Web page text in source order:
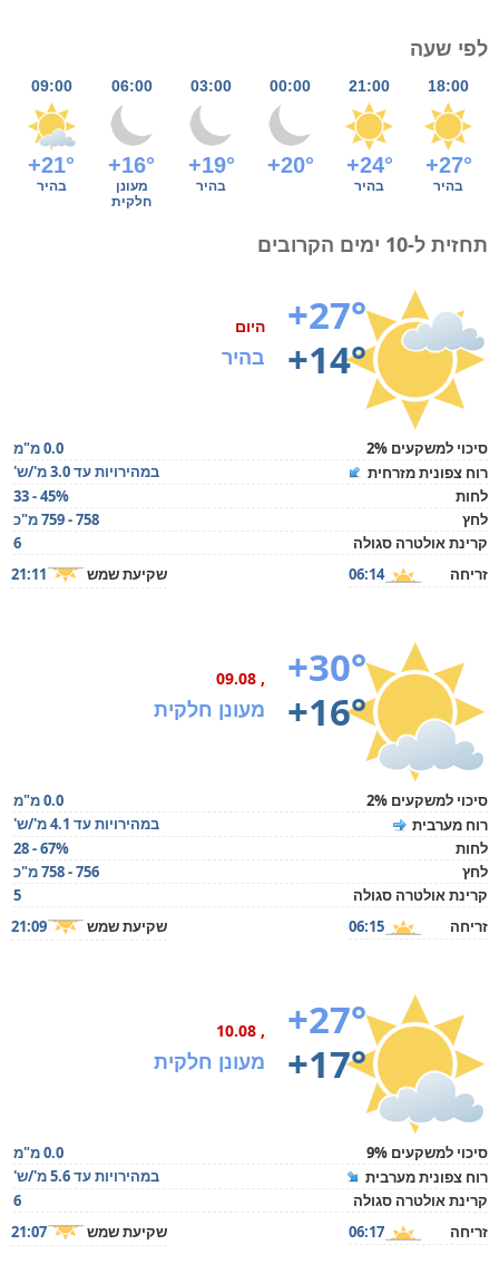
לפי שעה
18:00
21:00
00:00
03:00
06:00
09:00
+27°
+24°
+20°
+19°
+16°
+21°
בהיר בהיר בהיר
מעונן
חלקית
בהיר
תחזית ל-10 ימים הקרובים
+27°
+14°
היום
בהיר
סיכוי למשקעים 2%
0.0 מ"מ
רוח צפונית מזרחית
במהירויות עד 3.0 מ'/ש'
לחות
33 - 45%
לחץ
758 - 759 מ"כ
קרינת אולטרה סגולה
6
זריחה
06:14 שקיעת שמש 21:11
+30°
+16°
, 09.08
מעונן חלקית
סיכוי למשקעים 2%
0.0 מ"מ
רוח מערבית
במהירויות עד 4.1 מ'/ש'
לחות
28 - 67%
לחץ
756 - 758 מ"כ
קרינת אולטרה סגולה
5
זריחה
06:15 שקיעת שמש 21:09
+27°
+17°
, 10.08
מעונן חלקית
סיכוי למשקעים 9%
0.0 מ"מ
רוח צפונית מערבית
במהירויות עד 5.6 מ'/ש'
קרינת אולטרה סגולה
6
זריחה
06:17 שקיעת שמש 21:07